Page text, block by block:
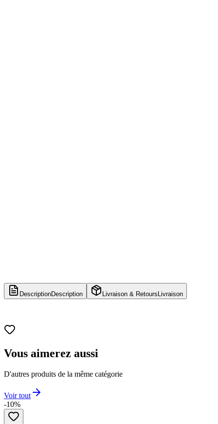
DescriptionDescription Livraison & Retours Livraison
Vous aimerez aussi
D'autres produits de la même catégorie
Voir tout
-10%